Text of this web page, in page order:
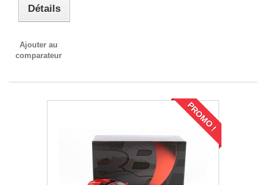
Détails
Ajouter au
comparateur
PROMO !